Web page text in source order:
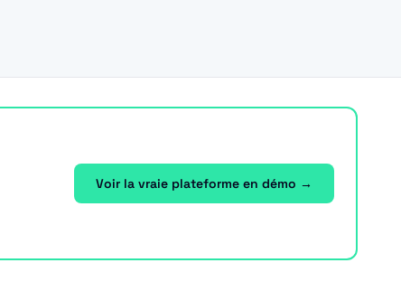
Voir la vraie plateforme en démo →